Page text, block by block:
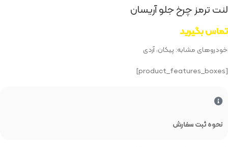
لنت ترمز چرخ جلو آریسان
تماس بگیرید
خودروهای مشابه: پیکان، آردی
[product_features_boxes]
نحوه ثبت سفارش